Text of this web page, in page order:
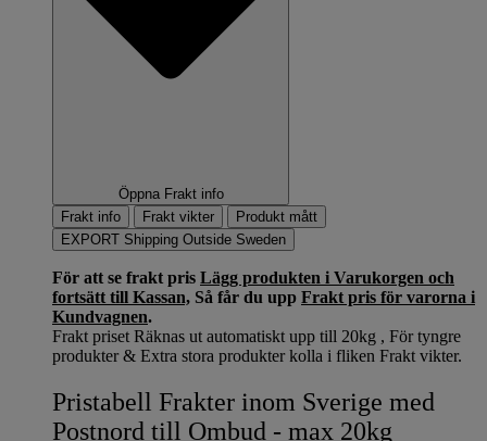
Öppna Frakt info
Frakt info
Frakt vikter
Produkt mått
EXPORT Shipping Outside Sweden
För att se frakt pris Lägg produkten i Varukorgen och
fortsätt till Kassan, Så får du upp Frakt pris för varorna i
Kundvagnen.
Frakt priset Räknas ut automatiskt upp till 20kg , För tyngre
produkter & Extra stora produkter kolla i fliken Frakt vikter.
Pristabell Frakter inom Sverige med
Postnord till Ombud - max 20kg